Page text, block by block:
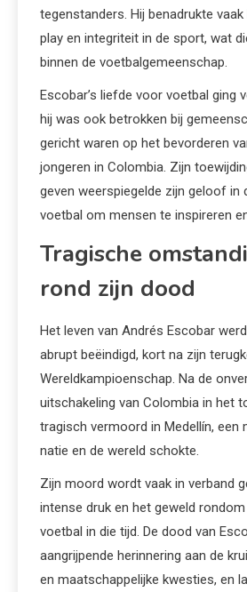
tegenstanders. Hij benadrukte
play en integriteit in de sport, wat
binnen de voetbalgemeenschap.
Escobar’s liefde voor voetbal ging
hij was ook betrokken bij
gericht waren op het bevorderen
jongeren in Colombia. Zijn
geven weerspiegelde zijn geloof in
voetbal om mensen te inspireren
Tragische
rond zijn dood
Het leven van Andrés Escobar
abrupt beëindigd, kort na zijn
Wereldkampioenschap. Na de
uitschakeling van Colombia in het
tragisch vermoord in Medellín, een
natie en de wereld schokte.
Zijn moord wordt vaak in verband
intense druk en het geweld
voetbal in die tijd. De dood van
aangrijpende herinnering aan de
en maatschappelijke kwesties, en